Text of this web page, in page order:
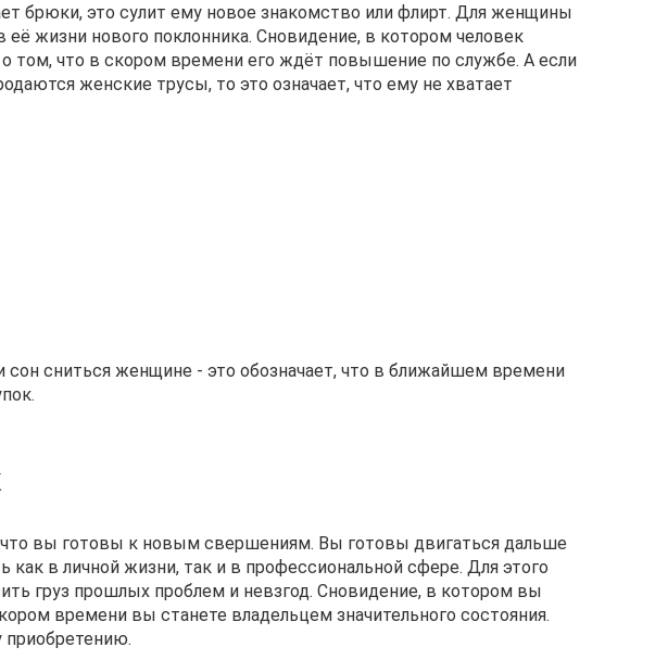
брюки, это сулит ему новое знакомство или флирт. Для женщины
её жизни нового поклонника. Сновидение, в котором человек
о том, что в скором времени его ждёт повышение по службе. А если
женские трусы, то это означает, что ему не хватает
сон сниться женщине - это обозначает, что в ближайшем времени
что вы готовы к новым свершениям. Вы готовы двигаться дальше
как в личной жизни, так и в профессиональной сфере. Для этого
груз прошлых проблем и невзгод. Сновидение, в котором вы
времени вы станете владельцем значительного состояния.